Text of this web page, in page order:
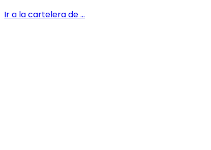
Ir a la cartelera de...